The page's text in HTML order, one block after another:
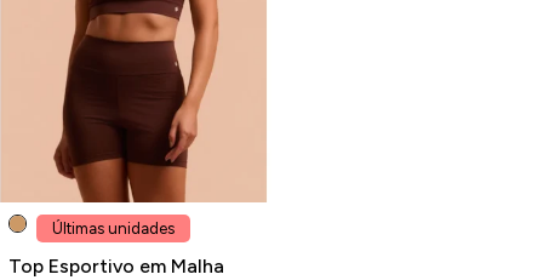
Últimas unidades
Top Esportivo em Malha